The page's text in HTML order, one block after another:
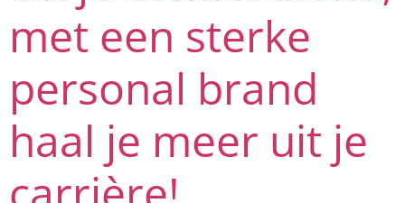
met een sterke
personal brand
haal je meer uit je